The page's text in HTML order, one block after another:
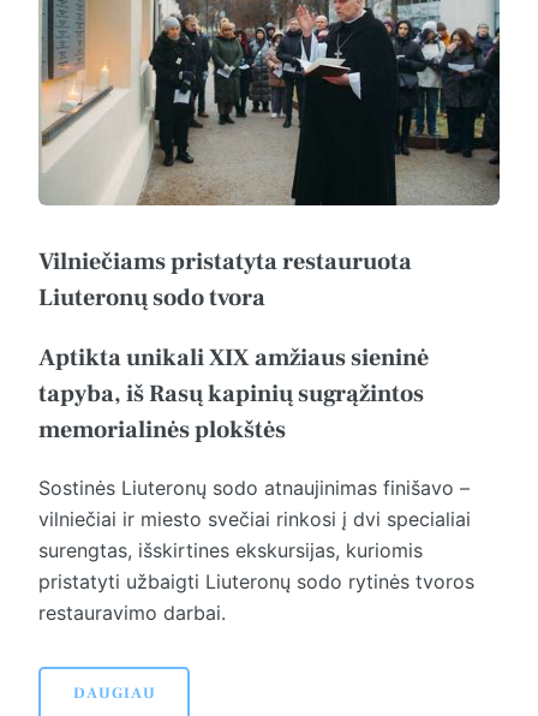
Vilniečiams pristatyta restauruota
Liuteronų sodo tvora
Aptikta unikali XIX amžiaus sieninė
tapyba, iš Rasų kapinių sugrąžintos
memorialinės plokštės
Sostinės Liuteronų sodo atnaujinimas finišavo –
vilniečiai ir miesto svečiai rinkosi į dvi specialiai
surengtas, išskirtines ekskursijas, kuriomis
pristatyti užbaigti Liuteronų sodo rytinės tvoros
restauravimo darbai.
DAUGIAU